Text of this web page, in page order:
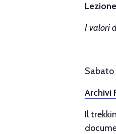
I valori
Sabato
Archivi
Il